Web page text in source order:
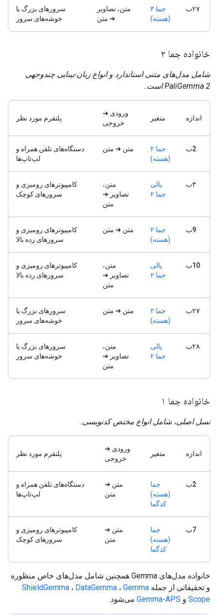
۲۷ب
جما ۳
(هسته)
متن، تصاویر
➔ متن
سرورهای بزرگ یا
خوشه‌های سرور
خانواده جما ۲
شامل مدل‌های متنی استاندارد و انواع زبان-بینایی چندوجهی
PaliGemma 2 است.
اندازه متغیر
ورودی ➔
خروجی
پلتفرم مورد نظر
2ب
جما ۲
(هسته)
متن ➔ متن
دستگاه‌های تلفن همراه و
لپ‌تاپ‌ها
۳ب
پالی
جما ۲
متن،
تصاویر ➔
متن
کامپیوترهای رومیزی و
سرورهای کوچک
9ب
جما ۲
(هسته)
متن ➔ متن
کامپیوترهای رومیزی و
سرورهای رده بالا
10ب
پالی
جما ۲
متن،
تصاویر ➔
متن
کامپیوترهای رومیزی و
سرورهای رده بالا
۲۷ب
جما ۲
(هسته)
متن ➔ متن
سرورهای بزرگ یا
خوشه‌های سرور
۲۸ب
پالی
جما ۲
متن،
تصاویر ➔
متن
سرورهای بزرگ یا
خوشه‌های سرور
خانواده جما ۱
نسل اصلی، شامل انواع مختص کدنویسی.
اندازه متغیر
ورودی ➔
خروجی
پلتفرم مورد نظر
2ب
جما
(هسته)
کدگما
متن ➔
متن
دستگاه‌های تلفن همراه و
لپ‌تاپ‌ها
7ب
جما
(هسته)
کدگما
متن ➔
متن
کامپیوترهای رومیزی و
سرورهای کوچک
خانواده مدل‌های Gemma همچنین شامل مدل‌های خاص منظوره
و تحقیقاتی از جمله
ShieldGemma ، DataGemma ، Gemma
Scope و Gemma-APS می‌شود.